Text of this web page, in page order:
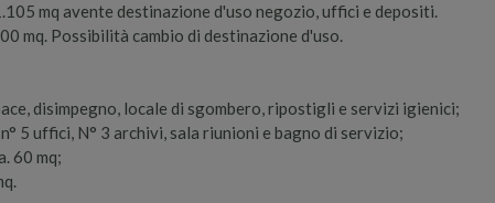
mq avente destinazione d'uso negozio, uffici e depositi.
mq. Possibilità cambio di destinazione d'uso.
disimpegno, locale di sgombero, ripostigli e servizi igienici;
5 uffici, N° 3 archivi, sala riunioni e bagno di servizio;
60 mq;